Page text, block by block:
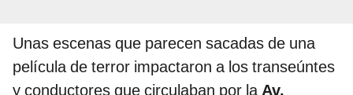
Unas escenas que parecen sacadas de una
película de terror impactaron a los transeúntes
y conductores que circulaban por laAv.